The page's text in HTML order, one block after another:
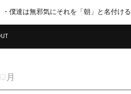
僕達は無邪気にそれを「朝」と名付ける
月